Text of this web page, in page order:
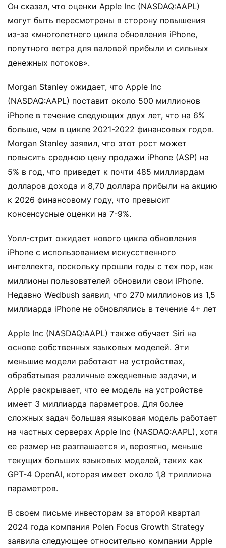
Он сказал, что оценки Apple Inc (NASDAQ:AAPL)
могут быть пересмотрены в сторону повышения
из-за «многолетнего цикла обновления iPhone,
попутного ветра для валовой прибыли и сильных
денежных потоков».
Morgan Stanley ожидает, что Apple Inc
(NASDAQ:AAPL) поставит около 500 миллионов
iPhone в течение следующих двух лет, что на 6%
больше, чем в цикле 2021-2022 финансовых годов.
Morgan Stanley заявил, что этот рост может
повысить среднюю цену продажи iPhone (ASP) на
5% в год, что приведет к почти 485 миллиардам
долларов дохода и 8,70 доллара прибыли на акцию
к 2026 финансовому году, что превысит
консенсусные оценки на 7-9%.
Уолл-стрит ожидает нового цикла обновления
iPhone с использованием искусственного
интеллекта, поскольку прошли годы с тех пор, как
миллионы пользователей обновили свои iPhone.
Недавно Wedbush заявил, что 270 миллионов из 1,5
миллиарда iPhone не обновлялись в течение 4+ лет
Apple Inc (NASDAQ:AAPL) также обучает Siri на
основе собственных языковых моделей. Эти
меньшие модели работают на устройствах,
обрабатывая различные ежедневные задачи, и
Apple раскрывает, что ее модель на устройстве
имеет 3 миллиарда параметров. Для более
сложных задач большая языковая модель работает
на частных серверах Apple Inc (NASDAQ:AAPL), хотя
ее размер не разглашается и, вероятно, меньше
текущих больших языковых моделей, таких как
GPT-4 OpenAI, которая имеет около 1,8 триллиона
параметров.
В своем письме инвесторам за второй квартал
2024 года компания Polen Focus Growth Strategy
заявила следующее относительно компании Apple